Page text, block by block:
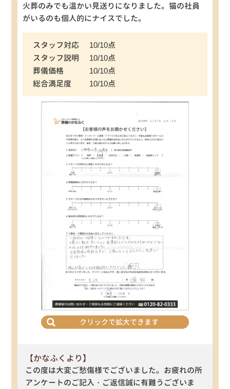
火葬のみでも温かい見送りになりました。猫の社員
がいるのも個人的にナイスでした。
スタッフ対応
10/10点
スタッフ説明
10/10点
葬儀価格
10/10点
総合満足度
10/10点
クリックで拡大できます
【かなふくより】
この度は大変ご愁傷様でございました。お疲れの所
アンケートのご記入・ご返信誠に有難うございま